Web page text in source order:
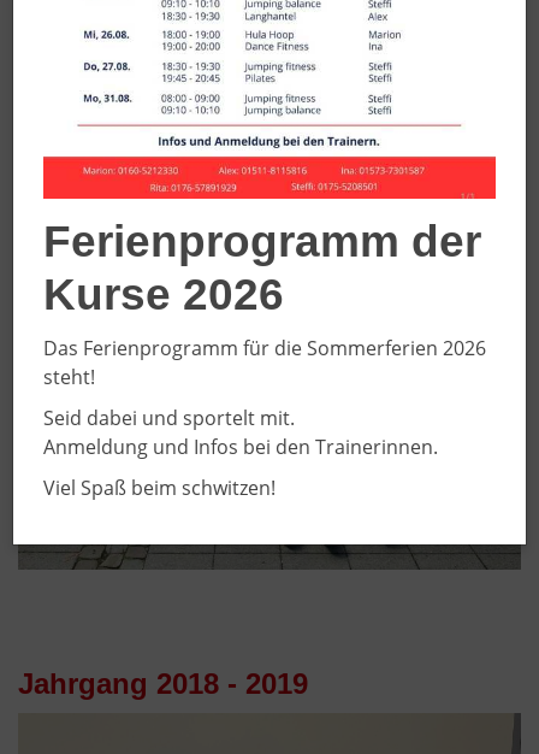
zusammenhängende Choreographien. Bei kleinen
Auftritten, wie etwa beim Vitusfest haben sie dann
auch die Möglichkeit das Erlernte vor Publikum zu
präsentieren.
Tanzmäuse ab 3 Jahre
Jahrgang 2018 - 2019
Ferienprogramm der
Kurse 2026
Das Ferienprogramm für die Sommerferien 2026
steht!
Seid dabei und sportelt mit.
Anmeldung und Infos bei den Trainerinnen.
Viel Spaß beim schwitzen!